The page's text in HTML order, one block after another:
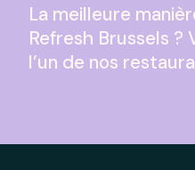
La meilleure
Refresh Brussels ?
l’un de nos